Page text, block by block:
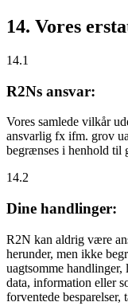
14. Vores
14.1
R2Ns ansvar:
Vores samlede vilkår
ansvarlig fx ifm. grov
begrænses i henhold til
14.2
Dine handlinger:
R2N kan aldrig være
herunder, men ikke
uagtsomme
data, information eller
forventede